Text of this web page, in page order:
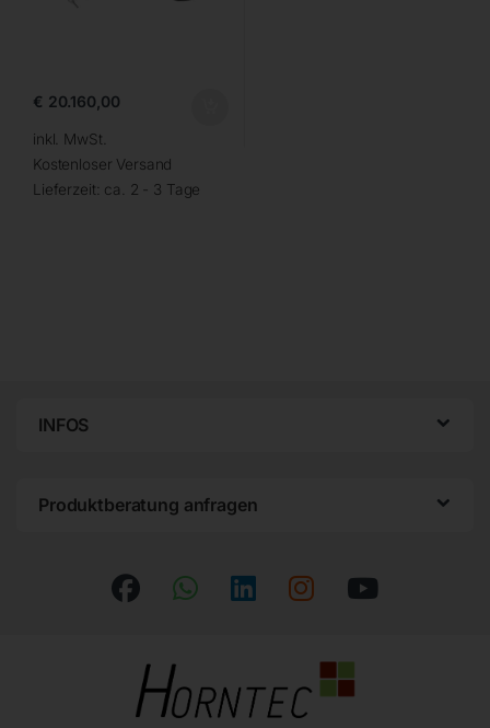
€ 20.160,00
inkl. MwSt.
Kostenloser Versand
Lieferzeit: ca. 2 - 3 Tage
INFOS
Produktberatung anfragen